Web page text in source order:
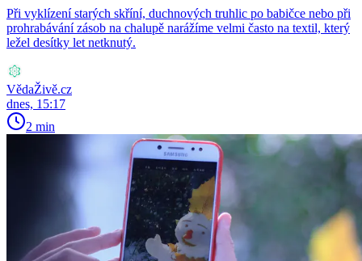
Při vyklízení starých skříní, duchnových truhlic po babičce nebo při
prohrabávání zásob na chalupě narážíme velmi často na textil, který
ležel desítky let netknutý.
VědaŽivě.cz
dnes, 15:17
2 min